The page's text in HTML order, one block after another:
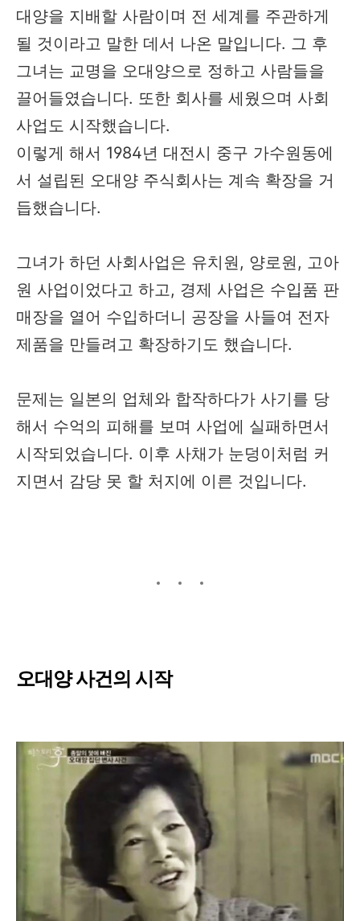
대양을 지배할 사람이며 전 세계를 주관하게
될 것이라고 말한 데서 나온 말입니다. 그 후
그녀는 교명을 오대양으로 정하고 사람들을
끌어들였습니다. 또한 회사를 세웠으며 사회
사업도 시작했습니다.
이렇게 해서 1984년 대전시 중구 가수원동에
서 설립된 오대양 주식회사는 계속 확장을 거
듭했습니다.
그녀가 하던 사회사업은 유치원, 양로원, 고아
원 사업이었다고 하고, 경제 사업은 수입품 판
매장을 열어 수입하더니 공장을 사들여 전자
제품을 만들려고 확장하기도 했습니다.
문제는 일본의 업체와 합작하다가 사기를 당
해서 수억의 피해를 보며 사업에 실패하면서
시작되었습니다. 이후 사채가 눈덩이처럼 커
지면서 감당 못 할 처지에 이른 것입니다.
오대양 사건의 시작